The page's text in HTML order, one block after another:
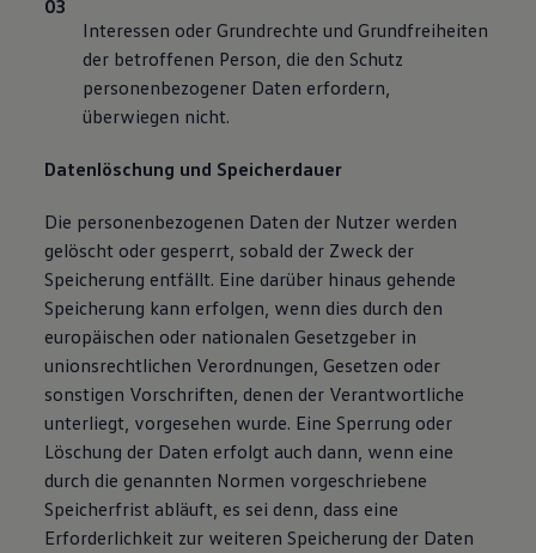
Interessen oder Grundrechte und Grundfreiheiten
der betroffenen Person, die den Schutz
personenbezogener Daten erfordern,
überwiegen nicht.
Datenlöschung und Speicherdauer
Die personenbezogenen Daten der Nutzer werden
gelöscht oder gesperrt, sobald der Zweck der
Speicherung entfällt. Eine darüber hinaus gehende
Speicherung kann erfolgen, wenn dies durch den
europäischen oder nationalen Gesetzgeber in
unionsrechtlichen Verordnungen, Gesetzen oder
sonstigen Vorschriften, denen der Verantwortliche
unterliegt, vorgesehen wurde. Eine Sperrung oder
Löschung der Daten erfolgt auch dann, wenn eine
durch die genannten Normen vorgeschriebene
Speicherfrist abläuft, es sei denn, dass eine
Erforderlichkeit zur weiteren Speicherung der Daten